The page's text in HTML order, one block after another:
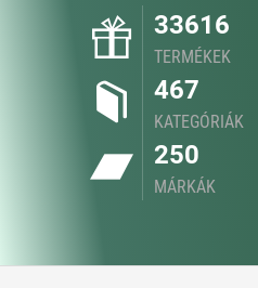
33616
TERMÉKEK
467
KATEGÓRIÁK
250
MÁRKÁK